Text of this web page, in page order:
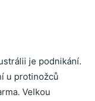
je podnikání.
u protinožců
Velkou